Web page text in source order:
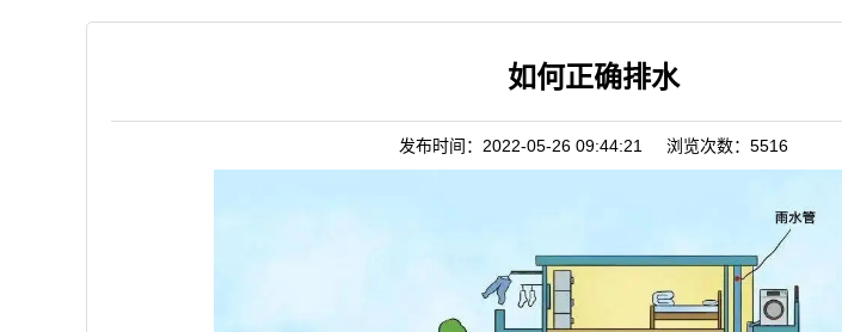
如何正确排水
发布时间：2022-05-26 09:44:21 浏览次数：5516